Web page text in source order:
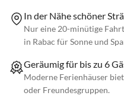
In der Nähe schöner
Nur eine 20-minütige
in Rabac für Sonne und
Geräumig für bis zu 6
Moderne Ferienhäuser
oder Freundesgruppen.